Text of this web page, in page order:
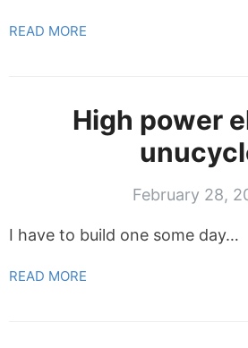
READ MORE
High power
February 28,
I have to build one some day…
READ MORE